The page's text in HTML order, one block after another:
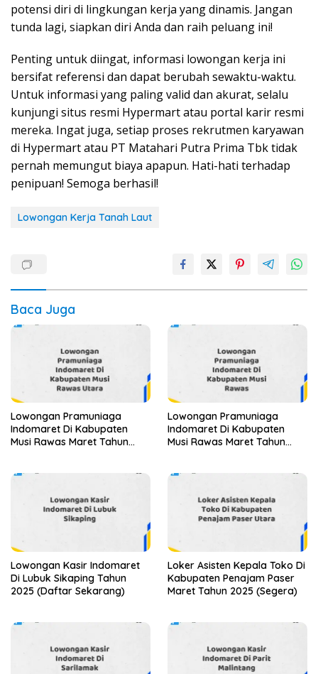
potensi diri di lingkungan kerja yang dinamis. Jangan
tunda lagi, siapkan diri Anda dan raih peluang ini!
Penting untuk diingat, informasi lowongan kerja ini
bersifat referensi dan dapat berubah sewaktu-waktu.
Untuk informasi yang paling valid dan akurat, selalu
kunjungi situs resmi Hypermart atau portal karir resmi
mereka. Ingat juga, setiap proses rekrutmen karyawan
di Hypermart atau PT Matahari Putra Prima Tbk tidak
pernah memungut biaya apapun. Hati-hati terhadap
penipuan! Semoga berhasil!
Lowongan Kerja Tanah Laut
Baca Juga
Lowongan Pramuniaga
Indomaret Di Kabupaten
Musi Rawas Maret Tahun
Lowongan Pramuniaga
Indomaret Di Kabupaten
Musi Rawas Maret Tahun
Lowongan Kasir Indomaret
Di Lubuk Sikaping Tahun
2025 (Daftar Sekarang)
Loker Asisten Kepala Toko Di
Kabupaten Penajam Paser
Maret Tahun 2025 (Segera)